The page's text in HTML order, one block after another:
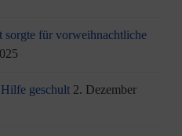
sorgte für vorweihnachtliche
geschult 2. Dezember